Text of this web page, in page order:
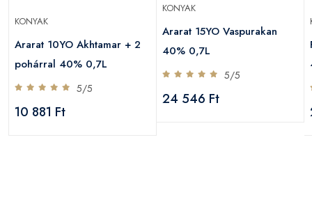
KONYAK
Ararat 10YO Akhtamar + 2
pohárral 40% 0,7L
5/5
10 881 Ft
KONYAK
Ararat 15YO Vaspurakan
40% 0,7L
5/5
24 546 Ft